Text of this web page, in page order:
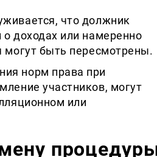
что должник
доходах или намеренно
быть пересмотрены.
норм права при
участников, могут
или